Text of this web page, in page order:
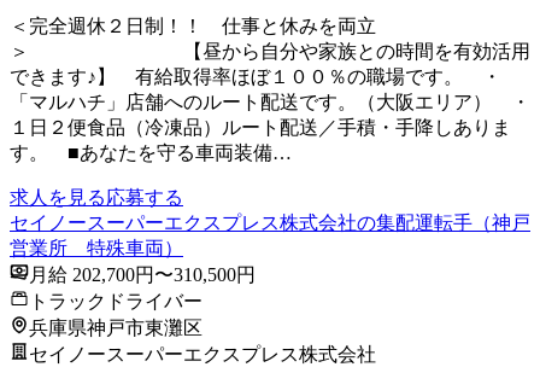
＜完全週休２日制！！ 仕事と休みを両立
＞ 【昼から自分や家族との時間を有効活用
できます♪】 有給取得率ほぼ１００％の職場です。 ・
「マルハチ」店舗へのルート配送です。（大阪エリア） ・
１日２便食品（冷凍品）ルート配送／手積・手降しありま
す。 ■あなたを守る車両装備…
求人を見る応募する
セイノースーパーエクスプレス株式会社の集配運転手（神戸
営業所 特殊車両）
月給 202,700円〜310,500円
トラックドライバー
兵庫県神戸市東灘区
セイノースーパーエクスプレス株式会社